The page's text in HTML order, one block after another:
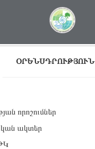
ՕՐԵՆՍԴՐՈՒԹՅՈՒՆ
որոշումներ
ակտեր